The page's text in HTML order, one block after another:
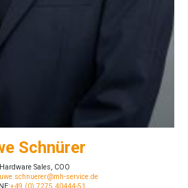
Schnürer
Hardware Sales, COO
uwe.schnuerer@mh-service.de
+49 (0) 7275 40444-51